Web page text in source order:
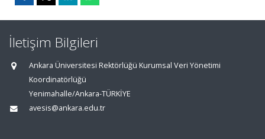
İletişim Bilgileri
Ankara Üniversitesi Rektörlüğü Kurumsal Veri Yönetimi
Koordinatörlüğü
Yenimahalle/Ankara-TÜRKİYE
avesis@ankara.edu.tr